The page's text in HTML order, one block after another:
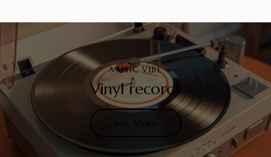
MUSIC VIBE
Vinyl records
See More